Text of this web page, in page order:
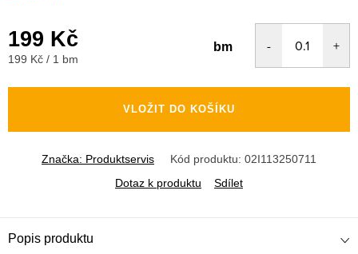
199 Kč
Měrná
199 Kč / 1 bm
bm
VLOŽIT DO KOŠÍKU
Značka: Produktservis Kód produktu: 02I113250711
Dotaz k produktu
Sdílet
Popis produktu